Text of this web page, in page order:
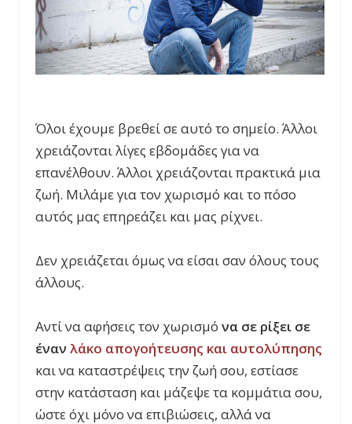
Όλοι έχουμε βρεθεί σε αυτό το σημείο. Άλλοι
χρειάζονται λίγες εβδομάδες για να
επανέλθουν. Άλλοι χρειάζονται πρακτικά μια
ζωή. Μιλάμε για τον χωρισμό και το πόσο
αυτός μας επηρεάζει και μας ρίχνει.
Δεν χρειάζεται όμως να είσαι σαν όλους τους
άλλους.
Αντί να αφήσεις τον χωρισμό να σε ρίξει σε
έναν λάκο απογοήτευσης και αυτολύπησης
και να καταστρέψεις την ζωή σου, εστίασε
στην κατάσταση και μάζεψε τα κομμάτια σου,
ώστε όχι μόνο να επιβιώσεις, αλλά να